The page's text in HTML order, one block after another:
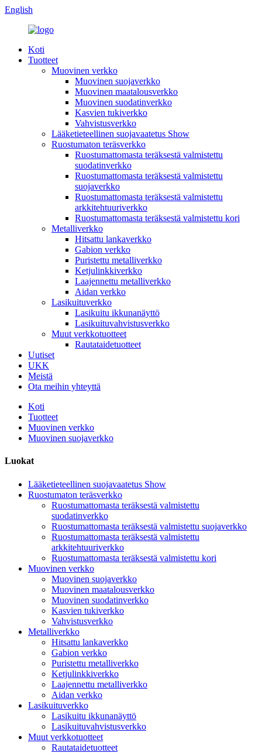
English
Koti
Tuotteet
Muovinen verkko
Muovinen suojaverkko
Muovinen maatalousverkko
Muovinen suodatinverkko
Kasvien tukiverkko
Vahvistusverkko
Lääketieteellinen suojavaatetus Show
Ruostumaton teräsverkko
Ruostumattomasta teräksestä valmistettu
suodatinverkko
Ruostumattomasta teräksestä valmistettu
suojaverkko
Ruostumattomasta teräksestä valmistettu
arkkitehtuuriverkko
Ruostumattomasta teräksestä valmistettu kori
Metalliverkko
Hitsattu lankaverkko
Gabion verkko
Puristettu metalliverkko
Ketjulinkkiverkko
Laajennettu metalliverkko
Aidan verkko
Lasikuituverkko
Lasikuitu ikkunanäyttö
Lasikuituvahvistusverkko
Muut verkkotuotteet
Rautataidetuotteet
Uutiset
UKK
Meistä
Ota meihin yhteyttä
Koti
Tuotteet
Muovinen verkko
Muovinen suojaverkko
Luokat
Lääketieteellinen suojavaatetus Show
Ruostumaton teräsverkko
Ruostumattomasta teräksestä valmistettu
suodatinverkko
Ruostumattomasta teräksestä valmistettu suojaverkko
Ruostumattomasta teräksestä valmistettu
arkkitehtuuriverkko
Ruostumattomasta teräksestä valmistettu kori
Muovinen verkko
Muovinen suojaverkko
Muovinen maatalousverkko
Muovinen suodatinverkko
Kasvien tukiverkko
Vahvistusverkko
Metalliverkko
Hitsattu lankaverkko
Gabion verkko
Puristettu metalliverkko
Ketjulinkkiverkko
Laajennettu metalliverkko
Aidan verkko
Lasikuituverkko
Lasikuitu ikkunanäyttö
Lasikuituvahvistusverkko
Muut verkkotuotteet
Rautataidetuotteet